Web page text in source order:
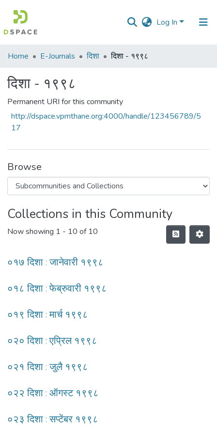
Log In
Communities
Collections
All of DSpace
Statistics
Home E-Journals दिशा दिशा - १९९८
दिशा - १९९८
Permanent URI for this community
http://dspace.vpmthane.org:4000/handle/123456789/5
17
Browse
Collections in this Community
Now showing 1 - 10 of 10
०१७ दिशा : जानेवारी १९९८
०१८ दिशा : फेब्रुवारी १९९८
०१९ दिशा : मार्च १९९८
०२० दिशा : एप्रिल १९९८
०२१ दिशा : जुलै १९९८
०२२ दिशा : ऑगस्ट १९९८
०२३ दिशा : सप्टेंबर १९९८